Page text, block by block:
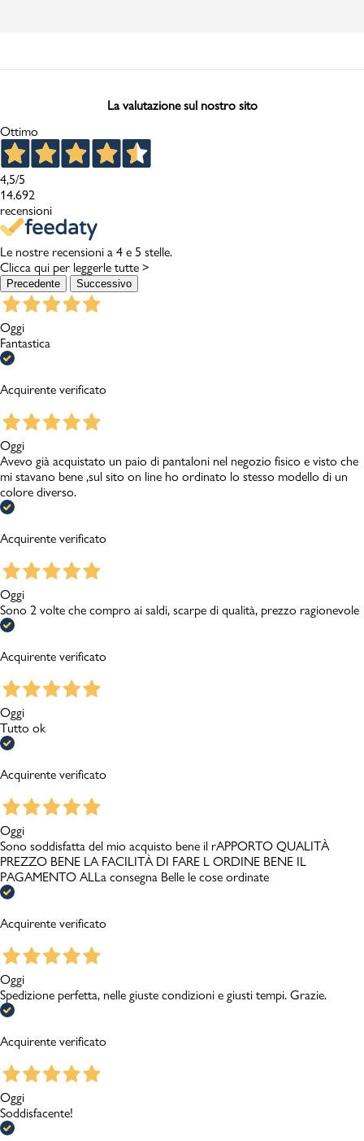
La valutazione sul nostro sito
Ottimo
4,5/5
14.692
recensioni
Le nostre recensioni a 4 e 5 stelle.
Clicca qui per leggerle tutte >
Precedente Successivo
Oggi
Fantastica
Acquirente verificato
Oggi
Avevo già acquistato un paio di pantaloni nel negozio fisico e visto che
mi stavano bene ,sul sito on line ho ordinato lo stesso modello di un
colore diverso.
Acquirente verificato
Oggi
Sono 2 volte che compro ai saldi, scarpe di qualità, prezzo ragionevole
Acquirente verificato
Oggi
Tutto ok
Acquirente verificato
Oggi
Sono soddisfatta del mio acquisto bene il rAPPORTO QUALITÀ
PREZZO BENE LA FACILITÀ DI FARE L ORDINE BENE IL
PAGAMENTO ALLa consegna Belle le cose ordinate
Acquirente verificato
Oggi
Spedizione perfetta, nelle giuste condizioni e giusti tempi. Grazie.
Acquirente verificato
Oggi
Soddisfacente!